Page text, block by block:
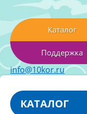
Каталог
Поддержка
info@10kor.ru
КАТАЛОГ